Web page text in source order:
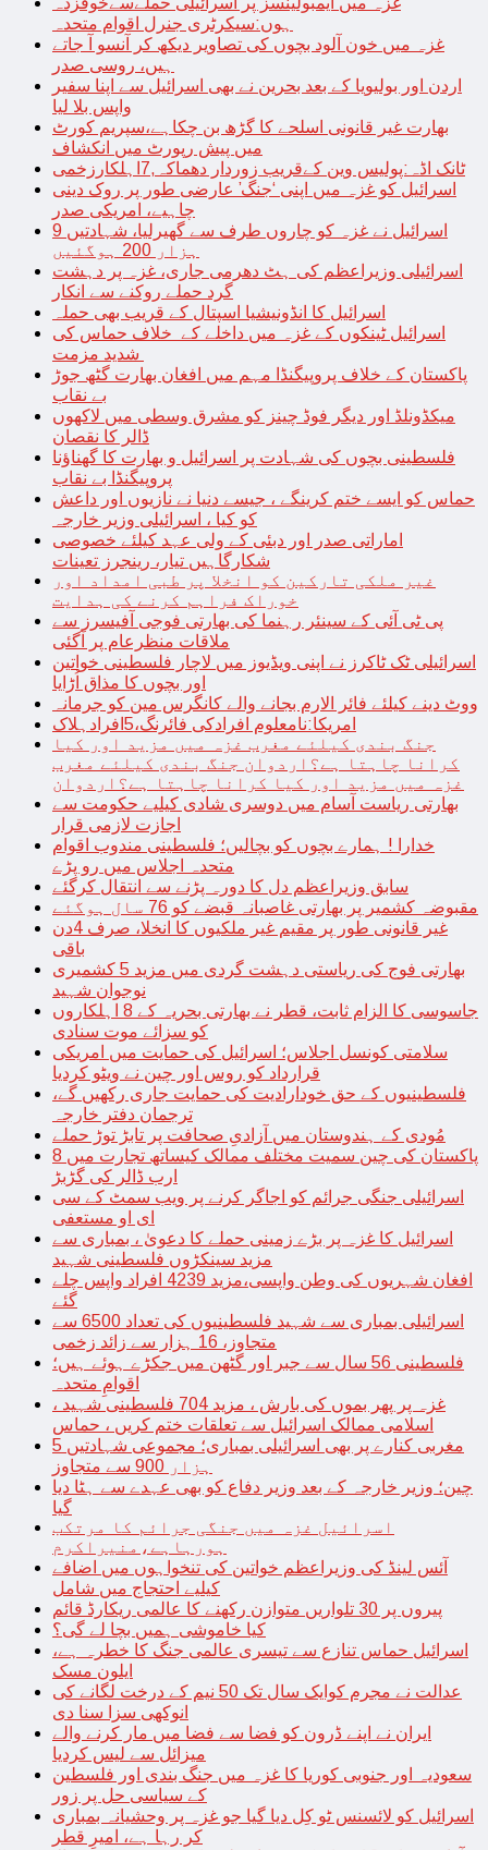
ہوں:سیکرٹری جنرل اقوام متحدہ
غزہ میں خون آلود بچوں کی تصاویر دیکھ کر آنسو آ جاتے
ہیں، روسی صدر
اردن اور بولیویا کے بعد بحرین نے بھی اسرائیل سے اپنا سفیر
واپس بلا لیا
بھارت غیر قانونی اسلحے کا گڑھ بن چکاہے،سپریم کورٹ
میں پیش رپورٹ میں انکشاف
ٹانک اڈہ:پولیس وین کےقریب زوردار دھماکہ,7اہلکارزخمی
اسرائیل کو غزہ میں اپنی ‘جنگ’ عارضی طور پر روک دینی
چاہیے، امریکی صدر
اسرائیل نے غزہ کو چاروں طرف سے گھیرلیا، شہادتیں 9
ہزار 200 ہوگئیں
اسرائیلی وزیراعظم کی ہٹ دھرمی جاری، غزہ پر دہشت
گرد حملے روکنے سے انکار
اسرائیل کا انڈونیشیا اسپتال کے قریب بھی حملہ
اسرائیل ٹینکوں کے غزہ میں داخلے کے خلاف حماس کی
پاکستان کے خلاف پروپیگنڈا مہم میں افغان بھارت گٹھ جوڑ
بے نقاب
میکڈونلڈ اور دیگر فوڈ چینز کو مشرق وسطی میں لاکھوں
ڈالر کا نقصان
فلسطینی بچوں کی شہادت پر اسرائیل و بھارت کا گھناؤنا
پروپیگنڈا بے نقاب
حماس کو ایسے ختم کرینگے ، جیسے دنیا نے نازیوں اور داعش
کو کیا ، اسرائیلی وزیر خارجہ
اماراتی صدر اور دبئی کے ولی عہد کیلئے خصوصی
شکارگاہیں تیار، رینجرز تعینات
غیر ملکی تارکین کو انخلا پر طبی امداد اور
خوراک فراہم کرنے کی ہدایت
پی ٹی آئی کے سینئر رہنما کی بھارتی فوجی آفیسرز سے
ملاقات منظرعام پر آگئی
اسرائیلی ٹک ٹاکرز نے اپنی ویڈیوز میں لاچار فلسطینی خواتین
اور بچوں کا مذاق اُڑایا
ووٹ دینے کیلئے فائر الارم بجانے والے کانگرس مین کو جرمانہ
امریکا:نامعلوم افرادکی فائرنگ،5افرادہلاک
جنگ بندی کیلئے مغرب غزہ میں مزید اور کیا
کرانا چاہتا ہے؟اردوان جنگ بندی کیلئے مغرب
غزہ میں مزید اور کیا کرانا چاہتا ہے؟اردوان
بھارتی ریاست آسام میں دوسری شادی کیلیے حکومت سے
اجازت لازمی قرار
خدارا ! ہمارے بچوں کو بچالیں؛ فلسطینی مندوب اقوام
متحدہ اجلاس میں رو پڑے
سابق وزیراعظم دل کا دورہ پڑنے سے انتقال کرگئے
مقبوضہ کشمیر پر بھارتی غاصبانہ قبضے کو 76 سال ہوگئے
غیر قانونی طور پر مقیم غیر ملکیوں کا انخلا، صرف 4دن
باقی
بھارتی فوج کی ریاستی دہشت گردی میں مزید 5 کشمیری
نوجوان شہید
جاسوسی کا الزام ثابت، قطر نے بھارتی بحریہ کے 8 اہلکاروں
کو سزائے موت سنادی
سلامتی کونسل اجلاس؛ اسرائیل کی حمایت میں امریکی
قرارداد کو روس اور چین نے ویٹو کردیا
فلسطینیوں کے حق خودارادیت کی حمایت جاری رکھیں گے،
ترجمان دفتر خارجہ
مُودی کے ہندوستان میں آزادیِ صحافت پر تابڑ توڑ حملے
پاکستان کی چین سمیت مختلف ممالک کیساتھ تجارت میں 8
ارب ڈالر کی گڑبڑ
اسرائیلی جنگی جرائم کو اجاگر کرنے پر ویب سمٹ کے سی
ای او مستعفی
اسرائیل کا غزہ پر بڑے زمینی حملے کا دعویٰ ، بمباری سے
مزید سینکڑوں فلسطینی شہید
افغان شہریوں کی وطن واپسی،مزید 4239 افراد واپس چلے
گئے
اسرائیلی بمباری سے شہید فلسطینیوں کی تعداد 6500 سے
متجاوز، 16 ہزار سے زائد زخمی
فلسطینی 56 سال سے جبر اور گٹھن میں جکڑے ہوئے ہیں؛
اقوامِ متحدہ
غزہ پر پھر بموں کی بارش ، مزید 704 فلسطینی شہید ،
اسلامی ممالک اسرائیل سے تعلقات ختم کریں ، حماس
مغربی کنارے پر بھی اسرائیلی بمباری؛ مجموعی شہادتیں 5
ہزار 900 سے متجاوز
چین؛ وزیر خارجہ کے بعد وزیر دفاع کو بھی عہدے سے ہٹا دیا
گیا
اسرائیل غزہ میں جنگی جرائم کا مرتکب
ہورہاہے،منیراکرم
آئس لینڈ کی وزیراعظم خواتین کی تنخواہوں میں اضافے
کیلیے احتجاج میں شامل
پیروں پر 30 تلواریں متوازن رکھنے کا عالمی ریکارڈ قائم
کیا خاموشی ہمیں بچا لے گی؟
اسرائیل حماس تنازع سے تیسری عالمی جنگ کا خطرہ ہے،
ایلون مسک
عدالت نے مجرم کوایک سال تک 50 نیم کے درخت لگانے کی
انوکھی سزا سنا دی
ایران نے اپنے ڈرون کو فضا سے فضا میں مار کرنے والے
میزائل سے لیس کردیا
سعودیہ اور جنوبی کوریا کا غزہ میں جنگ بندی اور فلسطین
کے سیاسی حل پر زور
اسرائیل کو لائسنس ٹو کِل دیا گیا جو غزہ پر وحشیانہ بمباری
کر رہا ہے، امیرِ قطر